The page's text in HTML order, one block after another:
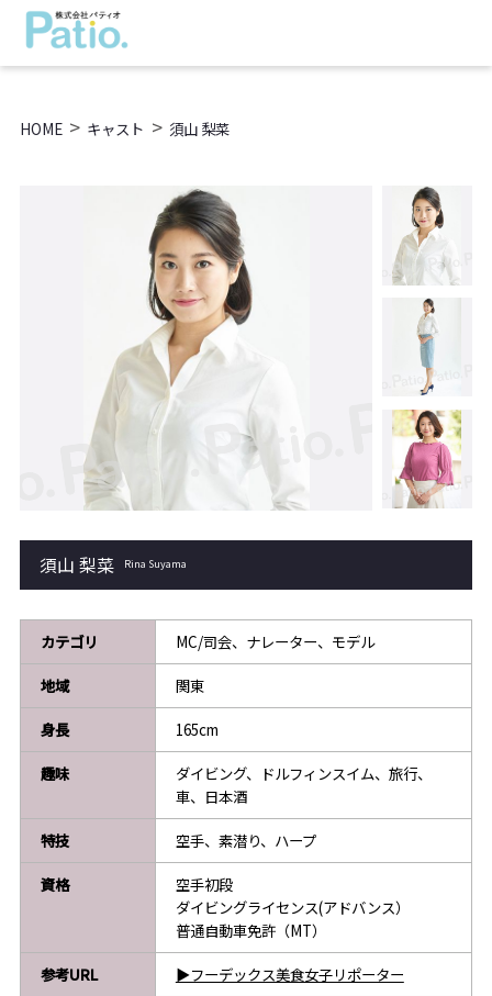
HOME > キャスト > 須山 梨菜
須山 梨菜 Rina Suyama
カテゴリ
MC/司会、ナレーター、モデル
地域
関東
身長
165cm
趣味
ダイビング、ドルフィンスイム、旅行、
車、日本酒
特技
空手、素潜り、ハープ
資格
空手初段
ダイビングライセンス(アドバンス）
普通自動車免許（MT）
参考URL
▶フーデックス美食女子リポーター